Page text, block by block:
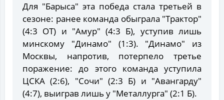
Для "Барыса" эта победа стала третьей в
сезоне: ранее команда обыграла "Трактор"
(4:3 ОТ) и "Амур" (4:3 Б), уступив лишь
минскому "Динамо" (1:3). "Динамо" из
Москвы, напротив, потерпело третье
поражение: до этого команда уступила
ЦСКА (2:6), "Сочи" (2:3 Б) и "Авангарду"
(4:7), выиграв лишь у "Металлурга" (2:1 Б).